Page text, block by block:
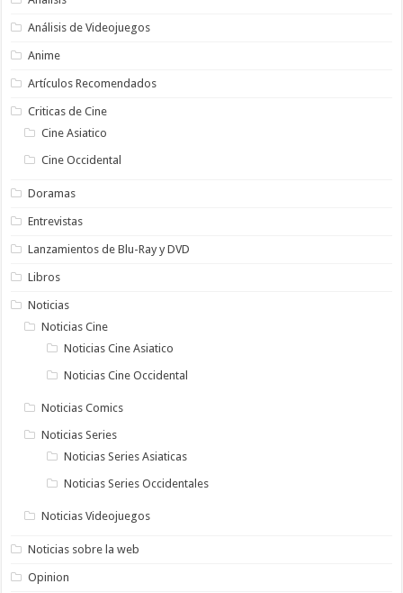
Análisis de Videojuegos
Anime
Artículos Recomendados
Criticas de Cine
Cine Asiatico
Cine Occidental
Doramas
Entrevistas
Lanzamientos de Blu-Ray y DVD
Libros
Noticias
Noticias Cine
Noticias Cine Asiatico
Noticias Cine Occidental
Noticias Comics
Noticias Series
Noticias Series Asiaticas
Noticias Series Occidentales
Noticias Videojuegos
Noticias sobre la web
Opinion